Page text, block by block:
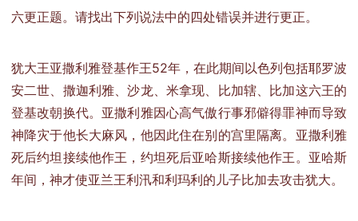
六更正题。请找出下列说法中的四处错误并进行更正。
犹大王亚撒利雅登基作王52年，在此期间以色列包括耶罗波
安二世、撒迦利雅、沙龙、米拿现、比加辖、比加这六王的
登基改朝换代。亚撒利雅因心高气傲行事邪僻得罪神而导致
神降灾于他长大麻风，他因此住在别的宫里隔离。亚撒利雅
死后约坦接续他作王，约坦死后亚哈斯接续他作王。亚哈斯
年间，神才使亚兰王利汛和利玛利的儿子比加去攻击犹大。